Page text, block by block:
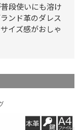
段使いにも溶け
ンド革のダレス
イズ感がおしゃ